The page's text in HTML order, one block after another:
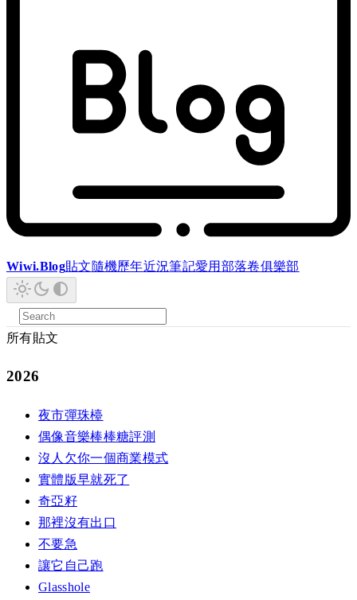
Wiwi.Blog貼文隨機歷年近況筆記愛用 部落卷俱樂部
所有貼文
2026
夜市彈珠檯
偶像音樂棒棒糖評測
沒人欠你一個商業模式
實體版早就死了
奇亞籽
那裡沒有出口
不要急
讓它自己跑
Glasshole